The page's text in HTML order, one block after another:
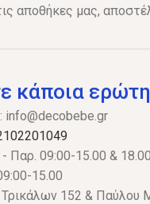
αποθήκες μας,
κάποια
info@decobebe.gr
Παρ. 09:00-15.00 &
15.00
152 & Παύλου